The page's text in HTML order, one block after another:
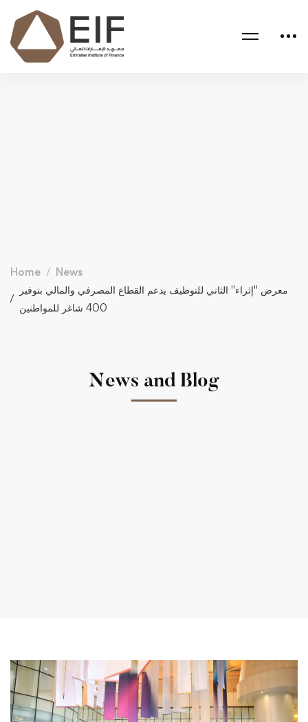
Home
News
معرض "إثراء" الثاني للتوظيف يدعم القطاع المصرفي والمالي بتوفير
400 شاغر للمواطنين
News and Blog